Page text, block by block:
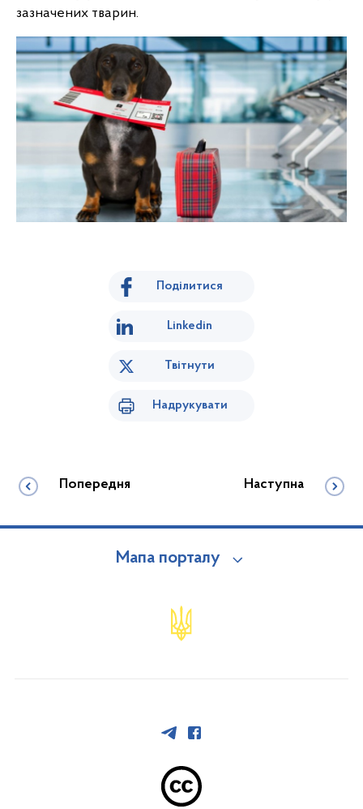
зазначених тварин.
Поділитися
Linkedin
Твітнути
Надрукувати
Попередня Наступна
Мапа порталу